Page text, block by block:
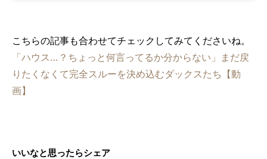
こちらの記事も合わせてチェックしてみてくださいね。
「ハウス…？ちょっと何言ってるか分からない」まだ戻
りたくなくて完全スルーを決め込むダックスたち【動
画】
いいなと思ったらシェア